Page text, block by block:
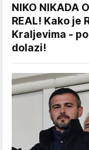
NIKO NIKADA
REAL! Kako je
Kraljevima -
dolazi!